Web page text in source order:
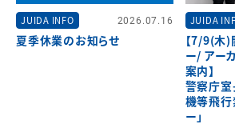
JUIDA INFO 2026.07.16
夏季休業のお知らせ
JUIDA
【7/9(木
ー/ アー
案内】
警察庁室
機等飛行
ー」